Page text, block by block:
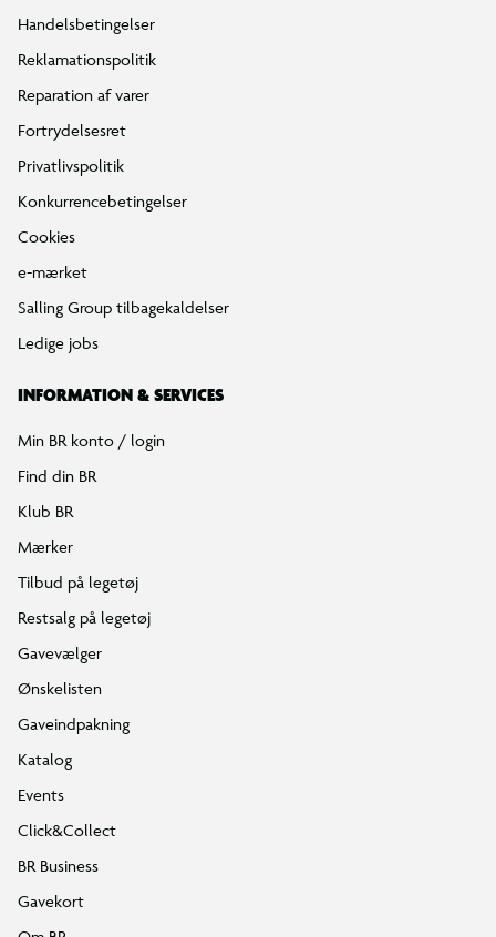
Handelsbetingelser
Reklamationspolitik
Reparation af varer
Fortrydelsesret
Privatlivspolitik
Konkurrencebetingelser
Cookies
e-mærket
Salling Group tilbagekaldelser
Ledige jobs
INFORMATION & SERVICES
Min BR konto / login
Find din BR
Klub BR
Mærker
Tilbud på legetøj
Restsalg på legetøj
Gavevælger
Ønskelisten
Gaveindpakning
Katalog
Events
Click&Collect
BR Business
Gavekort